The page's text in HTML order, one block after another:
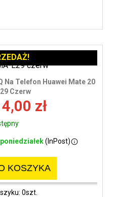
Na Telefon Huawei Mate 20
Czerw
zł
(InPost)
KOSZYKA
0szt.